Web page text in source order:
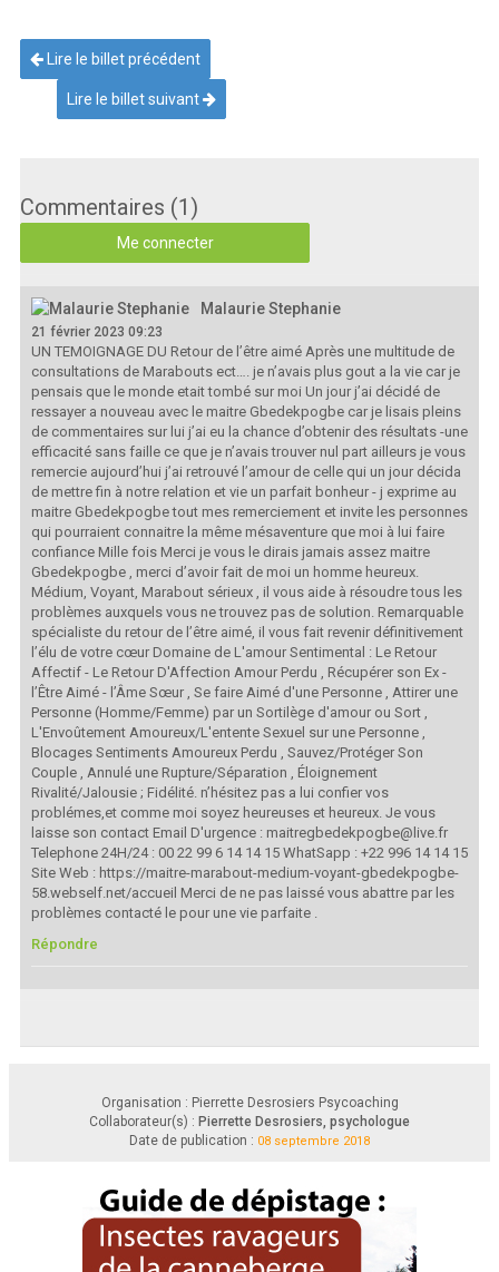
Lire le billet précédent
Lire le billet suivant
Commentaires (1)
Me connecter
Malaurie Stephanie
21 février 2023 09:23
UN TEMOIGNAGE DU Retour de l’être aimé Après une multitude de
consultations de Marabouts ect…. je n’avais plus gout a la vie car je
pensais que le monde etait tombé sur moi Un jour j’ai décidé de
ressayer a nouveau avec le maitre Gbedekpogbe car je lisais pleins
de commentaires sur lui j’ai eu la chance d’obtenir des résultats -une
efficacité sans faille ce que je n’avais trouver nul part ailleurs je vous
remercie aujourd’hui j’ai retrouvé l’amour de celle qui un jour décida
de mettre fin à notre relation et vie un parfait bonheur - j exprime au
maitre Gbedekpogbe tout mes remerciement et invite les personnes
qui pourraient connaitre la même mésaventure que moi à lui faire
confiance Mille fois Merci je vous le dirais jamais assez maitre
Gbedekpogbe , merci d’avoir fait de moi un homme heureux.
Médium, Voyant, Marabout sérieux , il vous aide à résoudre tous les
problèmes auxquels vous ne trouvez pas de solution. Remarquable
spécialiste du retour de l’être aimé, il vous fait revenir définitivement
l’élu de votre cœur Domaine de L'amour Sentimental : Le Retour
Affectif - Le Retour D'Affection Amour Perdu , Récupérer son Ex -
l’Être Aimé - l’Âme Sœur , Se faire Aimé d'une Personne , Attirer une
Personne (Homme/Femme) par un Sortilège d'amour ou Sort ,
L'Envoûtement Amoureux/L'entente Sexuel sur une Personne ,
Blocages Sentiments Amoureux Perdu , Sauvez/Protéger Son
Couple , Annulé une Rupture/Séparation , Éloignement
Rivalité/Jalousie ; Fidélité. n’hésitez pas a lui confier vos
problémes,et comme moi soyez heureuses et heureux. Je vous
laisse son contact Email D'urgence : maitregbedekpogbe@live.fr
Telephone 24H/24 : 00 22 99 6 14 14 15 WhatSapp : +22 996 14 14 15
Site Web : https://maitre-marabout-medium-voyant-gbedekpogbe-
58.webself.net/accueil Merci de ne pas laissé vous abattre par les
problèmes contacté le pour une vie parfaite .
Répondre
Organisation : Pierrette Desrosiers Psycoaching
Collaborateur(s) : Pierrette Desrosiers, psychologue
Date de publication : 08 septembre 2018